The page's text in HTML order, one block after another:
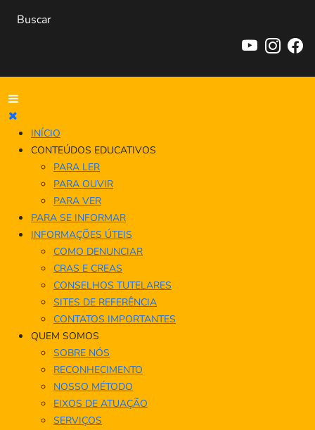
INÍCIO
CONTEÚDOS EDUCATIVOS
PARA LER
PARA OUVIR
PARA VER
PARA SE INFORMAR
INFORMAÇÕES ÚTEIS
COMO DENUNCIAR
CRAS E CREAS
CONSELHOS TUTELARES
SITES DE REFERÊNCIA
CONTATOS IMPORTANTES
QUEM SOMOS
SOBRE NÓS
RECONHECIMENTO
NOSSO MÉTODO
EIXOS DE ATUAÇÃO
SERVIÇOS